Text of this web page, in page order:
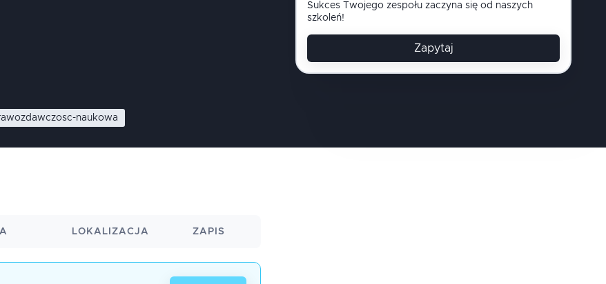
naukowa
Sukces Twojego zespołu zaczyna się od naszych
szkoleń!
Zapytaj
LOKALIZACJA ZAPIS